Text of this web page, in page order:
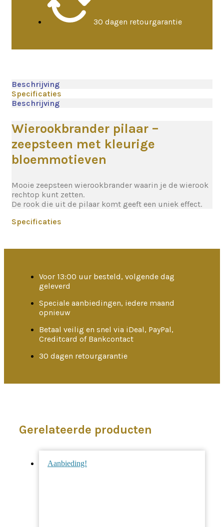
30 dagen retourgarantie
Beschrijving
Specificaties
Beschrijving
Wierookbrander pilaar –
zeepsteen met kleurige
bloemmotieven
Mooie zeepsteen wierookbrander waarin je de wierook
rechtop kunt zetten.
De rook die uit de pilaar komt geeft een uniek effect.
Specificaties
Voor 13:00 uur besteld, volgende dag
geleverd
Speciale aanbiedingen, iedere maand
opnieuw
Betaal veilig en snel via iDeal, PayPal,
Creditcard of Bankcontact
30 dagen retourgarantie
Gerelateerde producten
Aanbieding!